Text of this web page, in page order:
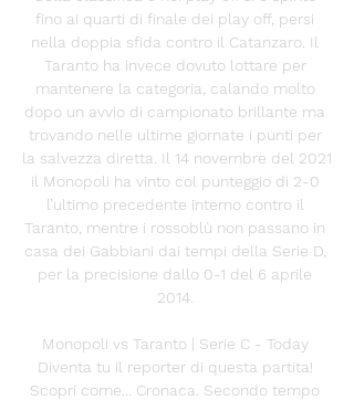
fino ai quarti di finale dei play off, persi
nella doppia sfida contro il Catanzaro. Il
Taranto ha invece dovuto lottare per
mantenere la categoria, calando molto
dopo un avvio di campionato brillante ma
trovando nelle ultime giornate i punti per
la salvezza diretta. Il 14 novembre del 2021
il Monopoli ha vinto col punteggio di 2-0
l’ultimo precedente interno contro il
Taranto, mentre i rossoblù non passano in
casa dei Gabbiani dai tempi della Serie D,
per la precisione dallo 0-1 del 6 aprile
2014.
Monopoli vs Taranto | Serie C - Today
Diventa tu il reporter di questa partita!
Scopri come... Cronaca. Secondo tempo